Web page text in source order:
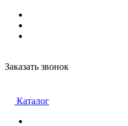
Заказать звонок
Каталог